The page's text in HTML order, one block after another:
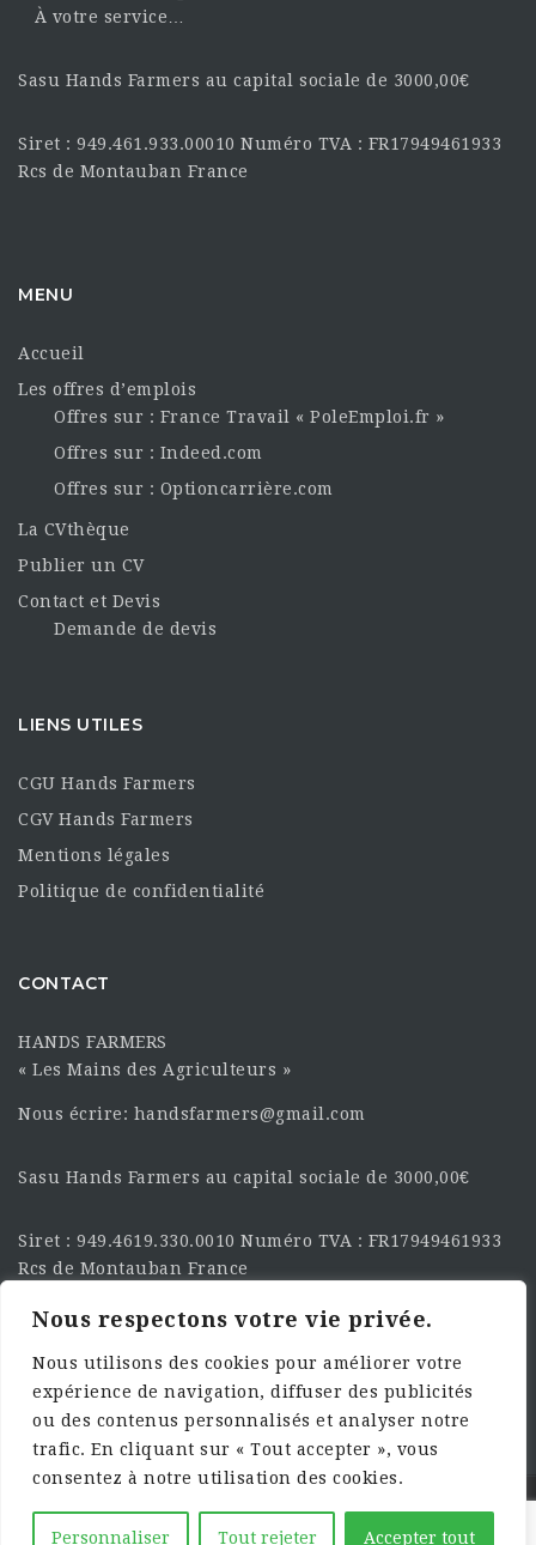
Nous respectons votre vie privée.
Nous utilisons des cookies pour améliorer votre
expérience de navigation, diffuser des publicités
ou des contenus personnalisés et analyser notre
trafic. En cliquant sur « Tout accepter », vous
consentez à notre utilisation des cookies.
Personnaliser Tout rejeter Accepter tout
À votre service…
Sasu Hands Farmers au capital sociale de 3000,00€
Siret : 949.461.933.00010 Numéro TVA : FR17949461933
Rcs de Montauban France
MENU
Accueil
Les offres d’emplois
Offres sur : France Travail « PoleEmploi.fr »
Offres sur : Indeed.com
Offres sur : Optioncarrière.com
La CVthèque
Publier un CV
Contact et Devis
Demande de devis
LIENS UTILES
CGU Hands Farmers
CGV Hands Farmers
Mentions légales
Politique de confidentialité
CONTACT
HANDS FARMERS
« Les Mains des Agriculteurs »
Nous écrire: handsfarmers@gmail.com
Sasu Hands Farmers au capital sociale de 3000,00€
Siret : 949.4619.330.0010 Numéro TVA : FR17949461933
Rcs de Montauban France
SUIVEZ-NOUS SUR LES
RÉSEAU :
©2025 HandsFarmers. Designed with Web Studio